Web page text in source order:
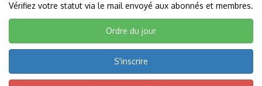
Vérifiez votre statut via le mail envoyé aux abonnés et membres.
Ordre du jour
S'inscrire